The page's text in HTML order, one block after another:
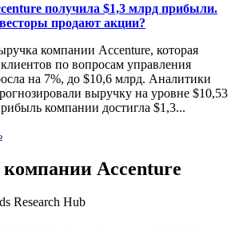
получила $1,3 млрд прибыли.
продают акции?
компании Accenture, которая
клиентов по вопросам управления
на 7%, до $10,6 млрд. Аналитики
выручку на уровне $10,53
компании достигла $1,3...
Accenture
Research Hub